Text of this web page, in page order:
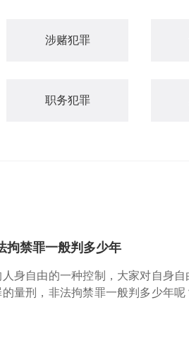
涉赌犯罪
职务犯罪
拘禁罪一般判多少年
自由的一种控制，大家对自身自
的量刑，非法拘禁罪一般判多少